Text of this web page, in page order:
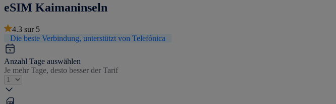
eSIM Kaimaninseln
4.3 sur 5
Die beste Verbindung, unterstützt von Telefónica
Anzahl Tage auswählen
Je mehr Tage, desto besser der Tarif